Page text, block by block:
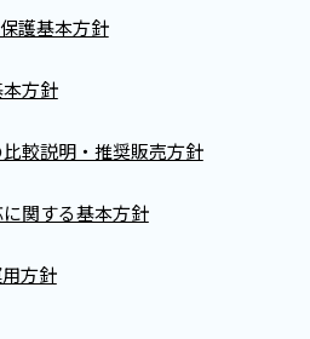
護基本方針
方針
較説明・推奨販売方針
関する基本方針
方針